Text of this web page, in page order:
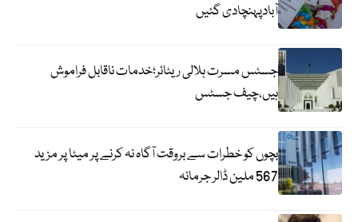
آبادپہنچادی گئیں
جسٹس مسرت ہلالی ریٹائر؛خدمات ناقابل فراموش
ہیں،چیف جسٹس
بچوں کو خطرات سے بروقت آگاہ نہ کرنے پر میٹا پر مزید
567 ملین ڈالر جرمانہ